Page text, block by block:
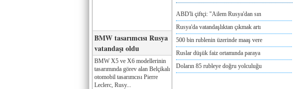
BMW tasarımcısı Rusya
vatandaşı oldu
BMW X5 ve X6 modellerinin
tasarımında görev alan Belçikalı
otomobil tasarımcısı Pierre
Leclerc, Rusy...
ABD'li çiftçi: "Ailem Rusya'dan sın
Rusya'da vatandaşlıktan çıkmak artı
500 bin rublenin üzerinde maaş vere
Ruslar düşük faiz ortamında paraya
Doların 85 rubleye doğru yolculuğu